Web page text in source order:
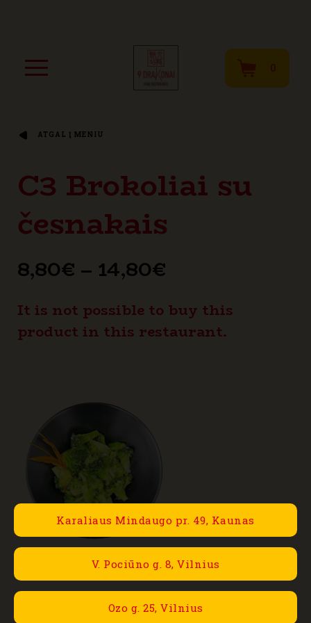
Karaliaus Mindaugo pr. 49, Kaunas
V. Pociūno g. 8, Vilnius
Ozo g. 25, Vilnius
ATGAL Į MENIU
C3 Brokoliai su
česnakais
8,80€ – 14,80€
range:
8,80€
It is not possible to buy this
product in this restaurant.